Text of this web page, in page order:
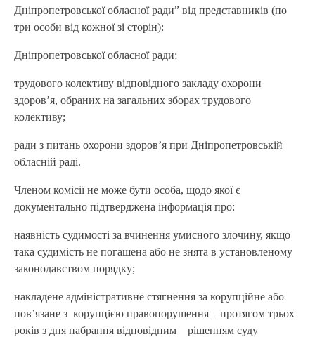
Дніпропетровської обласної ради” від представників (по
три особи від кожної зі сторін):
Дніпропетровської обласної ради;
трудового колективу відповідного закладу охорони
здоров’я, обраних на загальних зборах трудового
колективу;
ради з питань охорони здоров’я при Дніпропетровській
обласній раді.
Членом комісії не може бути особа, щодо якої є
документально підтверджена інформація про:
наявність судимості за вчинення умисного злочину, якщо
така судимість не погашена або не знята в установленому
законодавством порядку;
накладене адміністративне стягнення за корупційне або
пов’язане з корупцією правопорушення – протягом трьох
років з дня набрання відповідним рішенням суду